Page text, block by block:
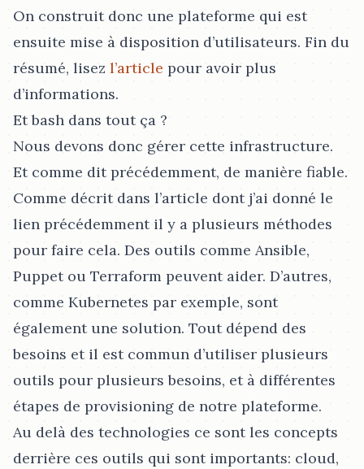
On construit donc une plateforme qui est
ensuite mise à disposition d’utilisateurs. Fin du
résumé, lisez l’article pour avoir plus
d’informations.
Et bash dans tout ça ?
Nous devons donc gérer cette infrastructure.
Et comme dit précédemment, de manière fiable.
Comme décrit dans l’article dont j’ai donné le
lien précédemment il y a plusieurs méthodes
pour faire cela. Des outils comme Ansible,
Puppet ou Terraform peuvent aider. D’autres,
comme Kubernetes par exemple, sont
également une solution. Tout dépend des
besoins et il est commun d’utiliser plusieurs
outils pour plusieurs besoins, et à différentes
étapes de provisioning de notre plateforme.
Au delà des technologies ce sont les concepts
derrière ces outils qui sont importants: cloud,